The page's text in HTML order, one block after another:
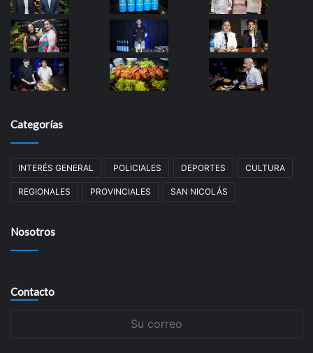
Categorías
INTERÉS GENERAL POLICIALES DEPORTES CULTURA
REGIONALES PROVINCIALES SAN NICOLÁS
Nosotros
Contacto